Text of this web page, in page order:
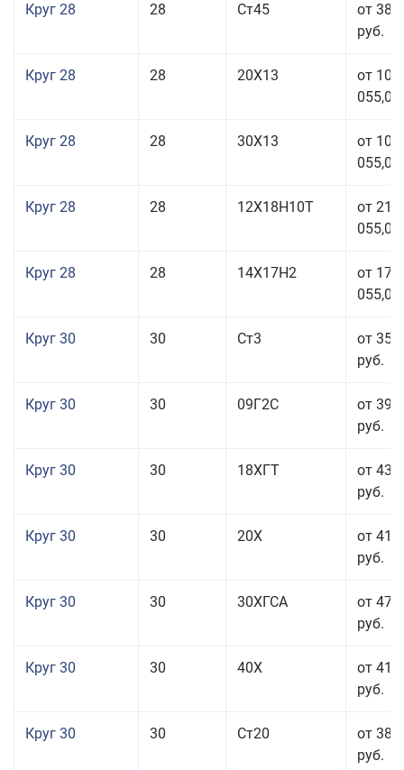
Круг 28 28 Ст45
от 38
руб.
Круг 28 28 20Х13
от 103
055,00
Круг 28 28 30Х13
от 103
055,00
Круг 28 28 12Х18Н10Т
от 210
055,00
Круг 28 28 14Х17Н2
от 179
055,00
Круг 30 30 Ст3
от 35
руб.
Круг 30 30 09Г2С
от 39
руб.
Круг 30 30 18ХГТ
от 43
руб.
Круг 30 30 20Х
от 41
руб.
Круг 30 30 30ХГСА
от 47
руб.
Круг 30 30 40Х
от 41
руб.
Круг 30 30 Ст20
от 38
руб.